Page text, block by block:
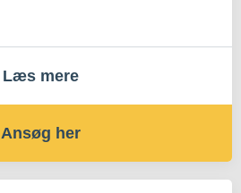
Læs mere
Ansøg her